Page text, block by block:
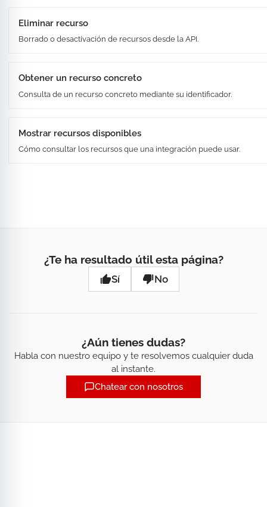
Eliminar recurso
Borrado o desactivación de recursos desde la API.
Obtener un recurso concreto
Consulta de un recurso concreto mediante su identificador.
Mostrar recursos disponibles
Cómo consultar los recursos que una integración puede usar.
¿Te ha resultado útil esta página?
Sí No
¿Aún tienes dudas?
Habla con nuestro equipo y te resolvemos cualquier duda
al instante.
Chatear con nosotros